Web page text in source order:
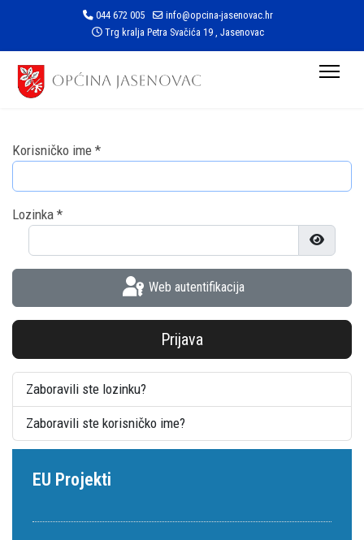
044 672 005
info@opcina-jasenovac.hr
Trg kralja Petra Svačića 19 , Jasenovac
Korisničko ime *
Lozinka *
Prikaži
Web autentifikacija
Prijava
Zaboravili ste lozinku?
Zaboravili ste korisničko ime?
EU Projekti